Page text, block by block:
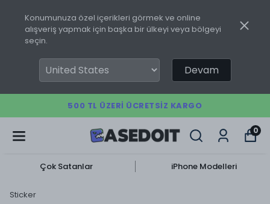
Konumunuza özel içerikleri görmek ve online
alışveriş yapmak için başka bir ülkeyi veya bölgeyi
seçin.
Devam
500 TL ÜZERI ÜCRETSIZ KARGO
0
Çok Satanlar iPhone Modelleri
Sticker